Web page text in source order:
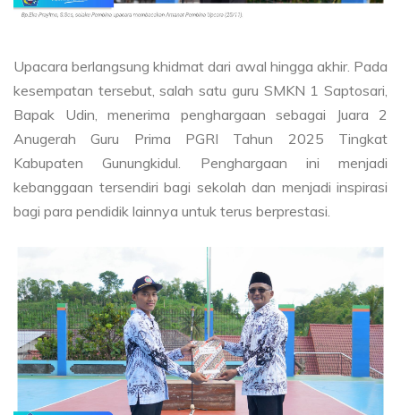
Upacara berlangsung khidmat dari awal hingga akhir. Pada
kesempatan tersebut, salah satu guru SMKN 1 Saptosari,
Bapak Udin, menerima penghargaan sebagai Juara 2
Anugerah Guru Prima PGRI Tahun 2025 Tingkat
Kabupaten Gunungkidul. Penghargaan ini menjadi
kebanggaan tersendiri bagi sekolah dan menjadi inspirasi
bagi para pendidik lainnya untuk terus berprestasi.